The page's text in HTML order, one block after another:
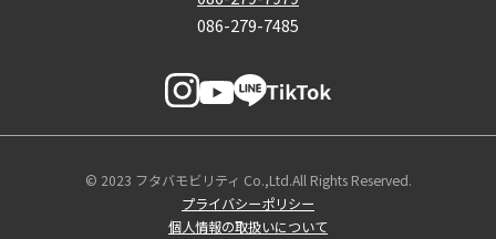
086-279-7485
© 2023 フタバモビリティ Co.,Ltd.All Rights Reserved.
プライバシーポリシー
個人情報の取扱いについて